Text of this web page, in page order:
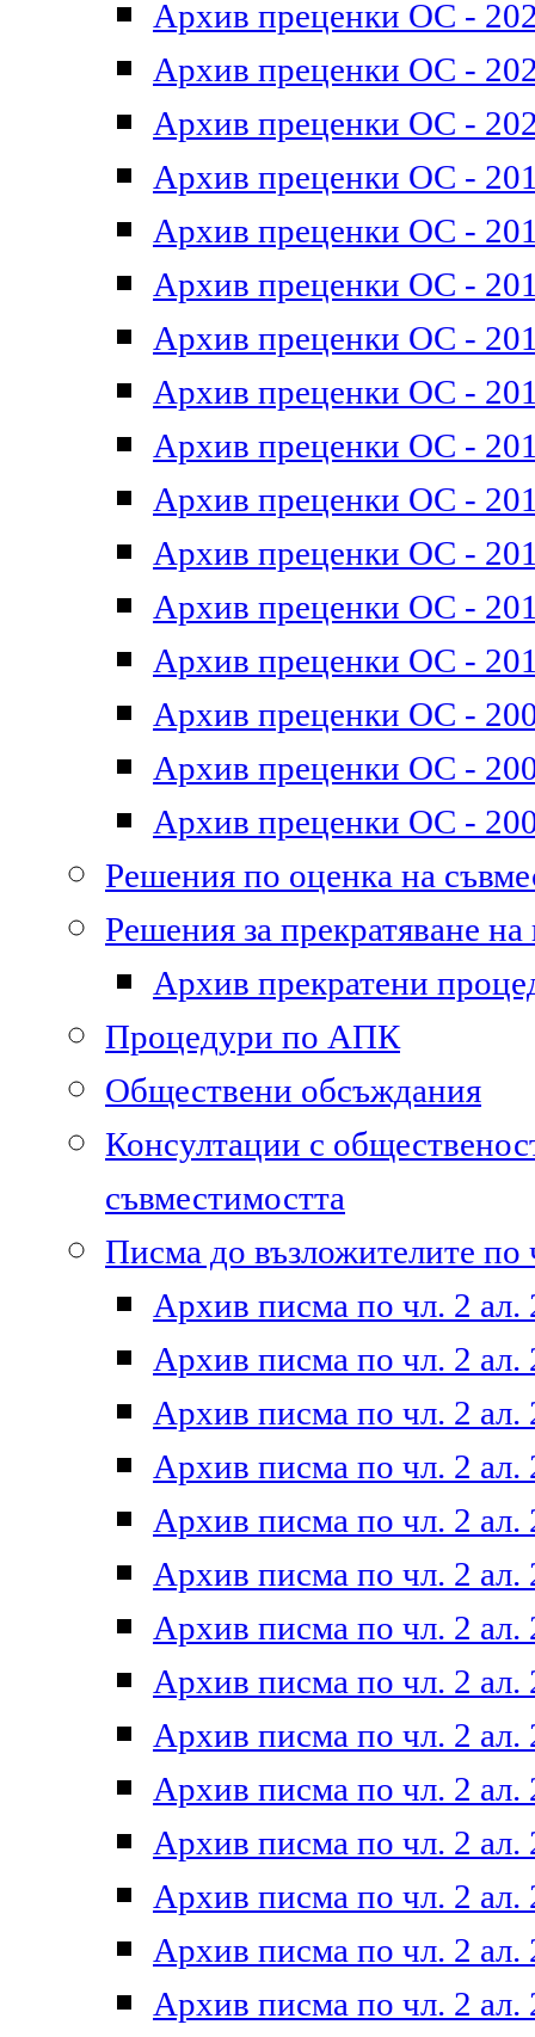
Архив преценки ОС -
Архив преценки ОС -
Архив преценки ОС -
Архив преценки ОС -
Архив преценки ОС -
Архив преценки ОС -
Архив преценки ОС -
Архив преценки ОС -
Архив преценки ОС -
Архив преценки ОС -
Архив преценки ОС -
Архив преценки ОС -
Архив преценки ОС -
Архив преценки ОС -
Архив преценки ОС -
Архив преценки ОС -
Решения по оценка на
Решения за прекратяване
Архив прекратени
Процедури по АПК
Обществени обсъждания
Консултации с
съвместимостта
Писма до възложителите по
Архив писма по чл. 2 ал.
Архив писма по чл. 2 ал.
Архив писма по чл. 2 ал.
Архив писма по чл. 2 ал.
Архив писма по чл. 2 ал.
Архив писма по чл. 2 ал.
Архив писма по чл. 2 ал.
Архив писма по чл. 2 ал.
Архив писма по чл. 2 ал.
Архив писма по чл. 2 ал.
Архив писма по чл. 2 ал.
Архив писма по чл. 2 ал.
Архив писма по чл. 2 ал.
Архив писма по чл. 2 ал.